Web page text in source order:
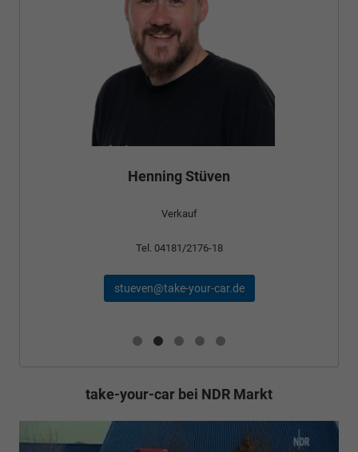
Henning Stüven
Verkauf
Tel. 04181/2176-18
stueven@take-your-car.de
take-your-car bei NDR Markt